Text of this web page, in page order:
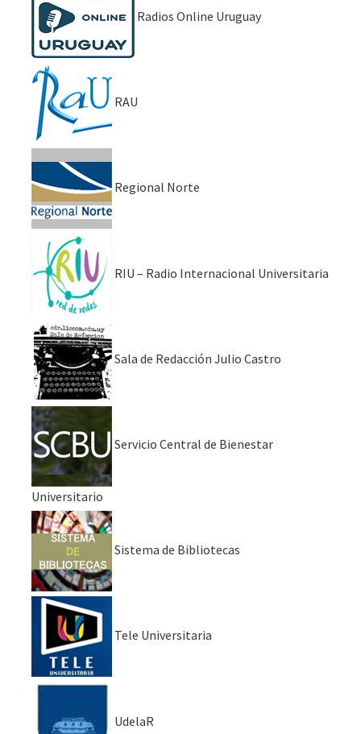
Radios Online Uruguay
RAU
Regional Norte
RIU – Radio Internacional Universitaria
Sala de Redacción Julio Castro
Servicio Central de Bienestar
Universitario
Sistema de Bibliotecas
Tele Universitaria
UdelaR